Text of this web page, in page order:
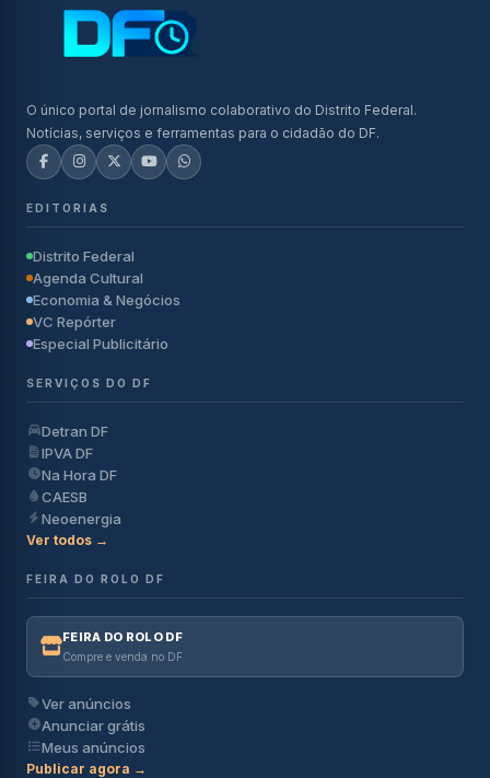
O único portal de jornalismo colaborativo do Distrito Federal.
Notícias, serviços e ferramentas para o cidadão do DF.
EDITORIAS
Distrito Federal
Agenda Cultural
Economia & Negócios
VC Repórter
Especial Publicitário
SERVIÇOS DO DF
Detran DF
IPVA DF
Na Hora DF
CAESB
Neoenergia
Ver todos →
FEIRA DO ROLO DF
FEIRA DO ROLO DF
Compre e venda no DF
Ver anúncios
Anunciar grátis
Meus anúncios
Publicar agora →